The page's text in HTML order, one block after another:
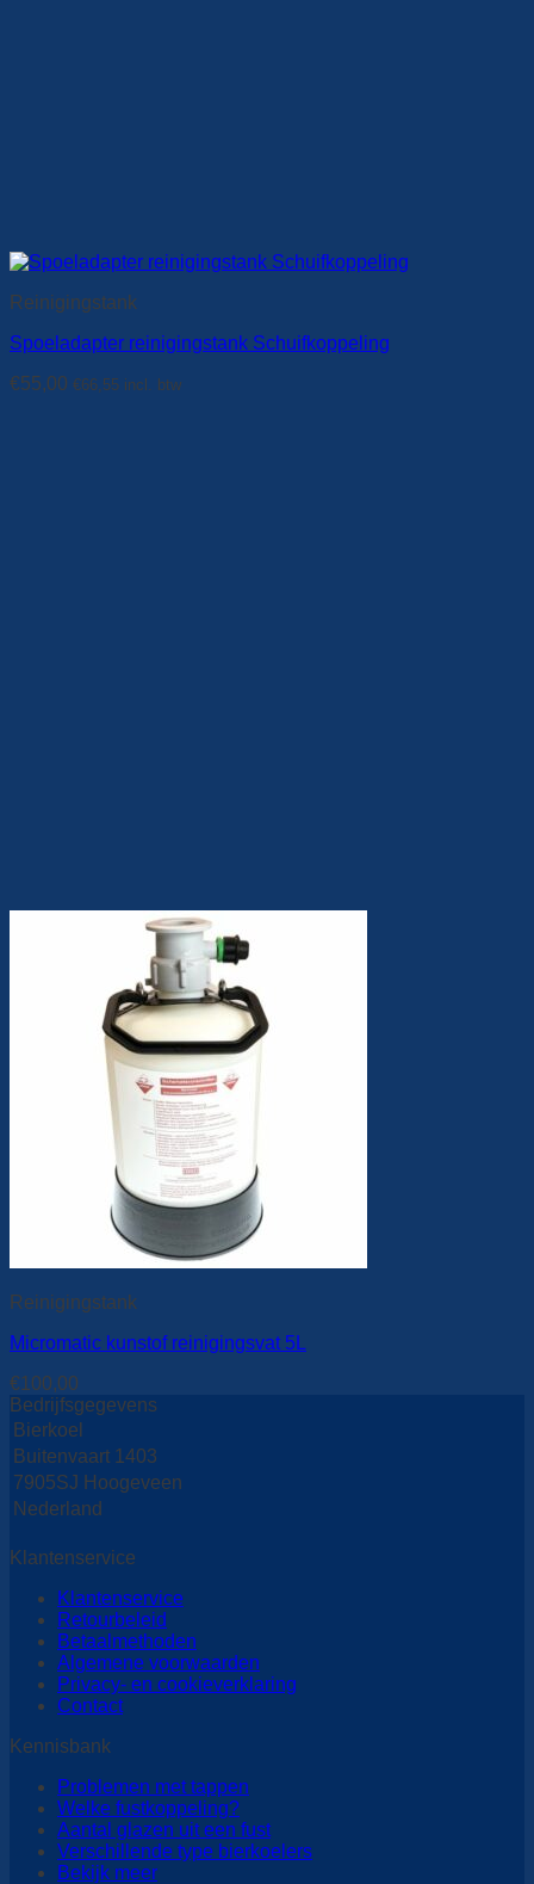
Reinigingstank
Spoeladapter reinigingstank Schuifkoppeling
€55,00 €66,55 incl. btw
Reinigingstank
Micromatic kunstof reinigingsvat 5L
€100,00
Bedrijfsgegevens
Bierkoel
Buitenvaart 1403
7905SJ Hoogeveen
Nederland
Klantenservice
Klantenservice
Retourbeleid
Betaalmethoden
Algemene voorwaarden
Privacy- en cookieverklaring
Contact
Kennisbank
Problemen met tappen
Welke fustkoppeling?
Aantal glazen uit een fust
Verschillende type bierkoelers
Bekijk meer